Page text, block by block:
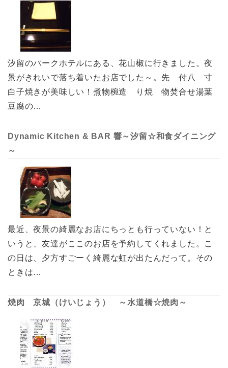
汐留のパークホテルにある、花山椒に行きました。夜
景がきれいで落ち着いたお店でした～。先 付八 寸
白子焼きが美味しい！煮物椀造 り焼 物焚合せ湯葉
豆腐の…
Dynamic Kitchen & BAR 響～汐留☆和食ダイニング
～
最近、夜景の綺麗なお店にちっとも行っていない！と
いうと、友達がここのお店を予約してくれました。こ
の日は、夕方すごーく綺麗な虹が出たんだって。その
ときは…
焼肉 京城（けいじょう） ～水道橋☆焼肉～